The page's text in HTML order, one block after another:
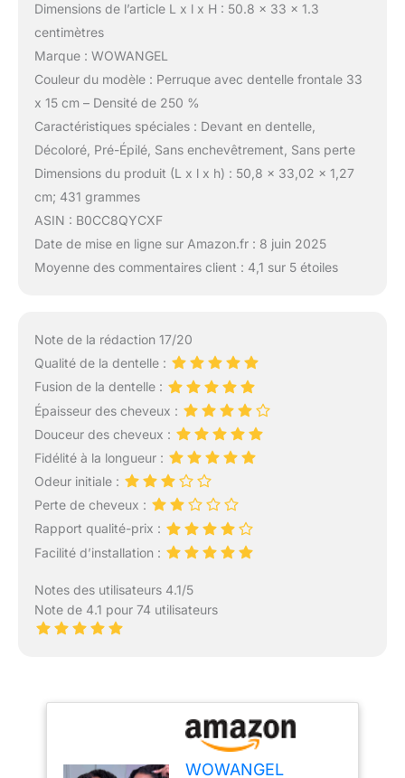
Dimensions de l’article L x l x H : 50.8 x 33 x 1.3
centimètres
Marque : WOWANGEL
Couleur du modèle : Perruque avec dentelle frontale 33
x 15 cm – Densité de 250 %
Caractéristiques spéciales : Devant en dentelle,
Décoloré, Pré-Épilé, Sans enchevêtrement, Sans perte
Dimensions du produit (L x l x h) : 50,8 x 33,02 x 1,27
cm; 431 grammes
ASIN : B0CC8QYCXF
Date de mise en ligne sur Amazon.fr : 8 juin 2025
Moyenne des commentaires client : 4,1 sur 5 étoiles
Note de la rédaction 17/20
Qualité de la dentelle :
Fusion de la dentelle :
Épaisseur des cheveux :
Douceur des cheveux :
Fidélité à la longueur :
Odeur initiale :
Perte de cheveux :
Rapport qualité-prix :
Facilité d’installation :
Notes des utilisateurs 4.1/5
Note de 4.1 pour 74 utilisateurs
WOWANGEL